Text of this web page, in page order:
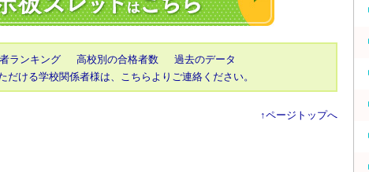
ランキング 高校別の合格者数
過去のデータ
だける学校関係者様は、こちらよりご連絡ください。
↑ページトップへ